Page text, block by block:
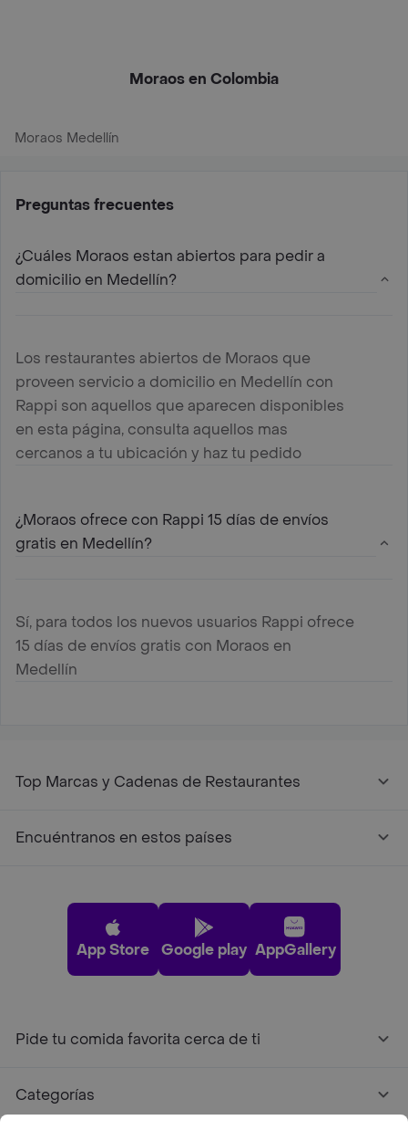
Moraos en Colombia
Moraos Medellín
Preguntas frecuentes
¿Cuáles Moraos estan abiertos para pedir a
domicilio en Medellín?
Los restaurantes abiertos de Moraos que
proveen servicio a domicilio en Medellín con
Rappi son aquellos que aparecen disponibles
en esta página, consulta aquellos mas
cercanos a tu ubicación y haz tu pedido
¿Moraos ofrece con Rappi 15 días de envíos
gratis en Medellín?
Sí, para todos los nuevos usuarios Rappi ofrece
15 días de envíos gratis con Moraos en
Medellín
Top Marcas y Cadenas de Restaurantes
Encuéntranos en estos países
App Store Google play AppGallery
Pide tu comida favorita cerca de ti
Categorías